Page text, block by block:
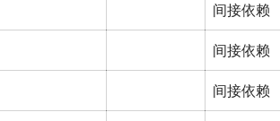
间接依赖
间接依赖
间接依赖